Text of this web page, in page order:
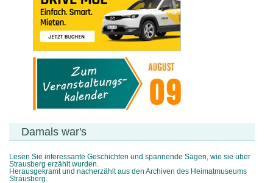
Damals war's
Lesen Sie interessante Geschichten und spannende Sagen, wie sie über
Strausberg erzählt wurden.
Herausgekramt und nacherzählt aus den Archiven des Heimatmuseums
Strausberg.